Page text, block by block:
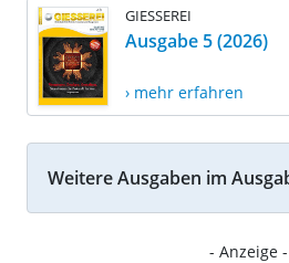
GIESSEREI
Ausgabe 5 (2026)
› mehr erfahren
Weitere Ausgaben im
- Anzeige -